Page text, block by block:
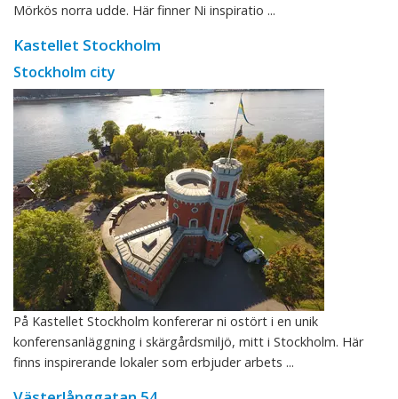
Mörkös norra udde. Här finner Ni inspiratio ...
Kastellet Stockholm
Stockholm city
På Kastellet Stockholm konfererar ni ostört i en unik
konferensanläggning i skärgårdsmiljö, mitt i Stockholm. Här
finns inspirerande lokaler som erbjuder arbets ...